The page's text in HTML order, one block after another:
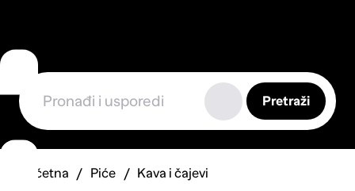
Pretraži
Početna Piće Kava i čajevi